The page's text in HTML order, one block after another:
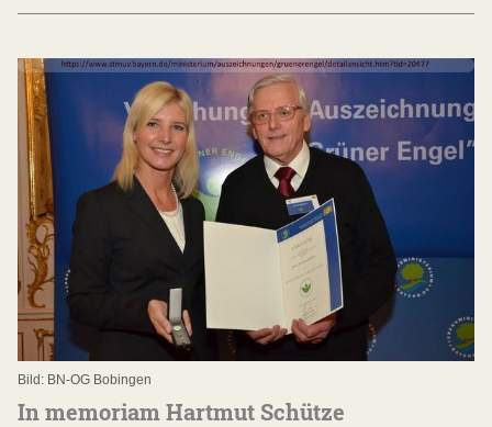
Bild: BN-OG Bobingen
In memoriam Hartmut Schütze